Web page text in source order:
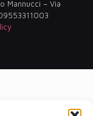
Mannucci – Via